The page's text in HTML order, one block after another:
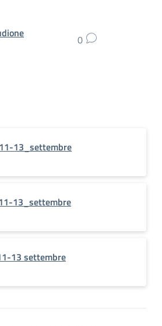
0
13_settembre
13_settembre
13 settembre